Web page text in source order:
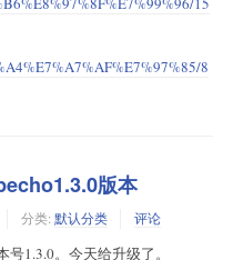
8
版本
分类: 默认分类 评论
1.3.0。今天给升级了。